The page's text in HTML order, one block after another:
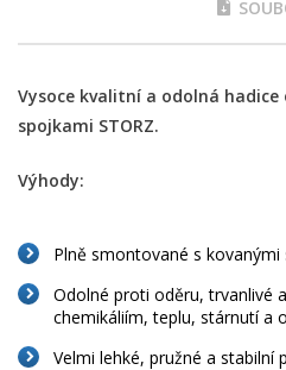
Vysoce kvalitní a odolná hadice
spojkami STORZ.
Výhody:
Plně smontované s kovanými
Odolné proti oděru, trvanlivé
chemikáliím, teplu, stárnutí a
Velmi lehké, pružné a stabilní